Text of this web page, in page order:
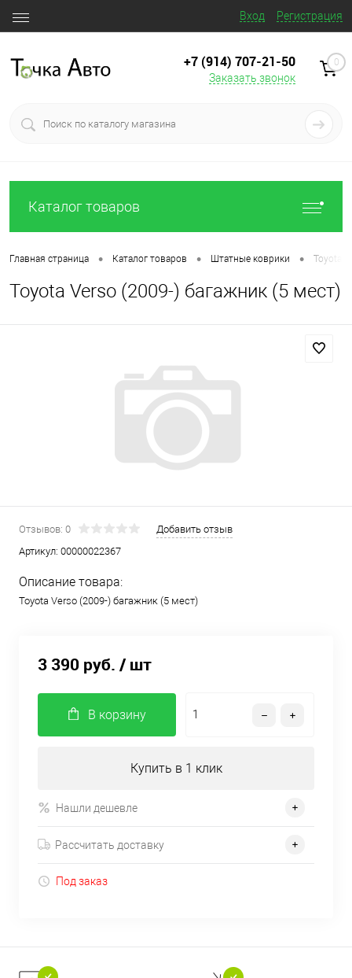
Вход Регистрация
+7 (914) 707‒21‒50
Заказать звонок
0
Каталог товаров
Главная страница • Каталог товаров • Штатные коврики • Toyota
Toyota Verso (2009-) багажник (5 мест)
Отзывов: 0
Добавить отзыв
Артикул: 00000022367
Описание товара:
Toyota Verso (2009-) багажник (5 мест)
3 390 руб. / шт
В корзину
Купить в 1 клик
Нашли дешевле
Рассчитать доставку
Под заказ